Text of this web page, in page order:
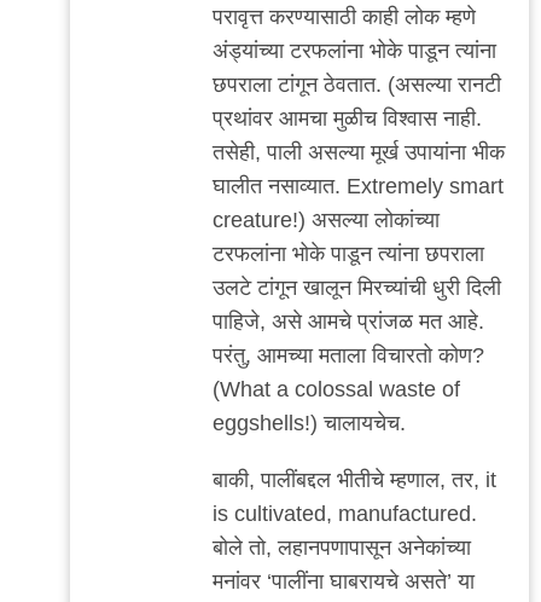
परावृत्त करण्यासाठी काही लोक म्हणे
अंड्यांच्या टरफलांना भोके पाडून त्यांना
छपराला टांगून ठेवतात. (असल्या रानटी
प्रथांवर आमचा मुळीच विश्वास नाही.
तसेही, पाली असल्या मूर्ख उपायांना भीक
घालीत नसाव्यात. Extremely smart
creature!) असल्या लोकांच्या
टरफलांना भोके पाडून त्यांना छपराला
उलटे टांगून खालून मिरच्यांची धुरी दिली
पाहिजे, असे आमचे प्रांजळ मत आहे.
परंतु, आमच्या मताला विचारतो कोण?
(What a colossal waste of
eggshells!) चालायचेच.
बाकी, पालींबद्दल भीतीचे म्हणाल, तर, it
is cultivated, manufactured.
बोले तो, लहानपणापासून अनेकांच्या
मनांवर ‘पालींना घाबरायचे असते’ या